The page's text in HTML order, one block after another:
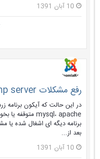
10 آبان 1391
رفع مشکلات Wamp server
در این حالت که آیکون
بعد از...
10 آبان 1391